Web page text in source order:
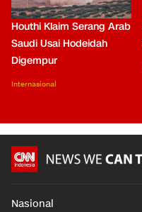
Houthi Klaim Serang Arab
Saudi Usai Hodeidah
Digempur
Internasional
Nasional